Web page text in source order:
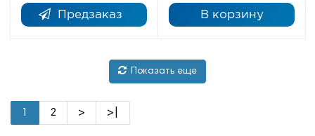
Предзаказ В корзину
Показать еще
2 > >|